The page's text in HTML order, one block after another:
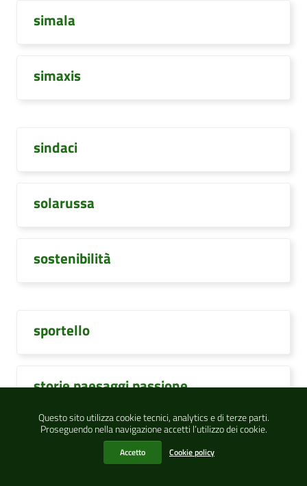
Questo sito utilizza cookie tecnici, analytics e di terze parti.
Proseguendo nella navigazione accetti l’utilizzo dei cookie.
Accetto Cookie policy
simala
simaxis
sindaci
solarussa
sostenibilità
sportello
storie paesaggi passione
studentesse